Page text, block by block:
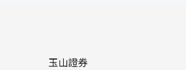
玉山證券